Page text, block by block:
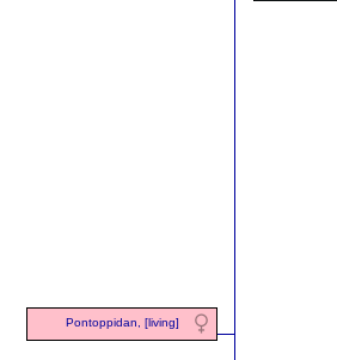
Pontoppidan, [living]